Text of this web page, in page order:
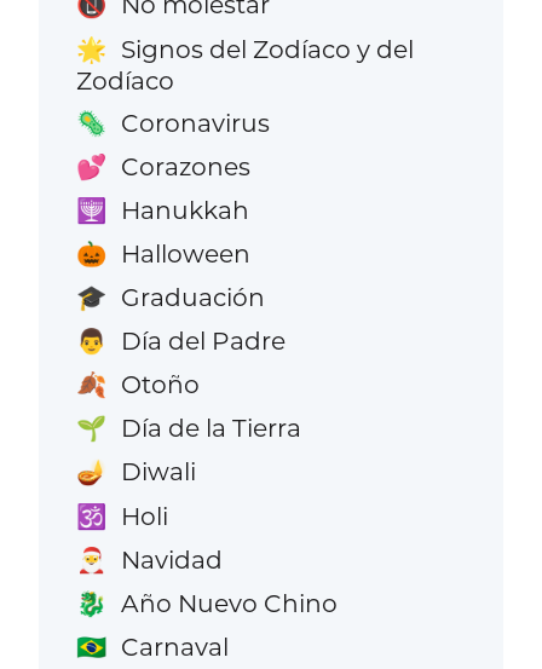
🌟 Signos del Zodíaco y del
Zodíaco
🦠 Coronavirus
💕 Corazones
🕎 Hanukkah
🎃 Halloween
🎓 Graduación
👨 Día del Padre
🍂 Otoño
🌱 Día de la Tierra
🪔 Diwali
🕉️ Holi
🎅 Navidad
🐉 Año Nuevo Chino
🇧🇷 Carnaval